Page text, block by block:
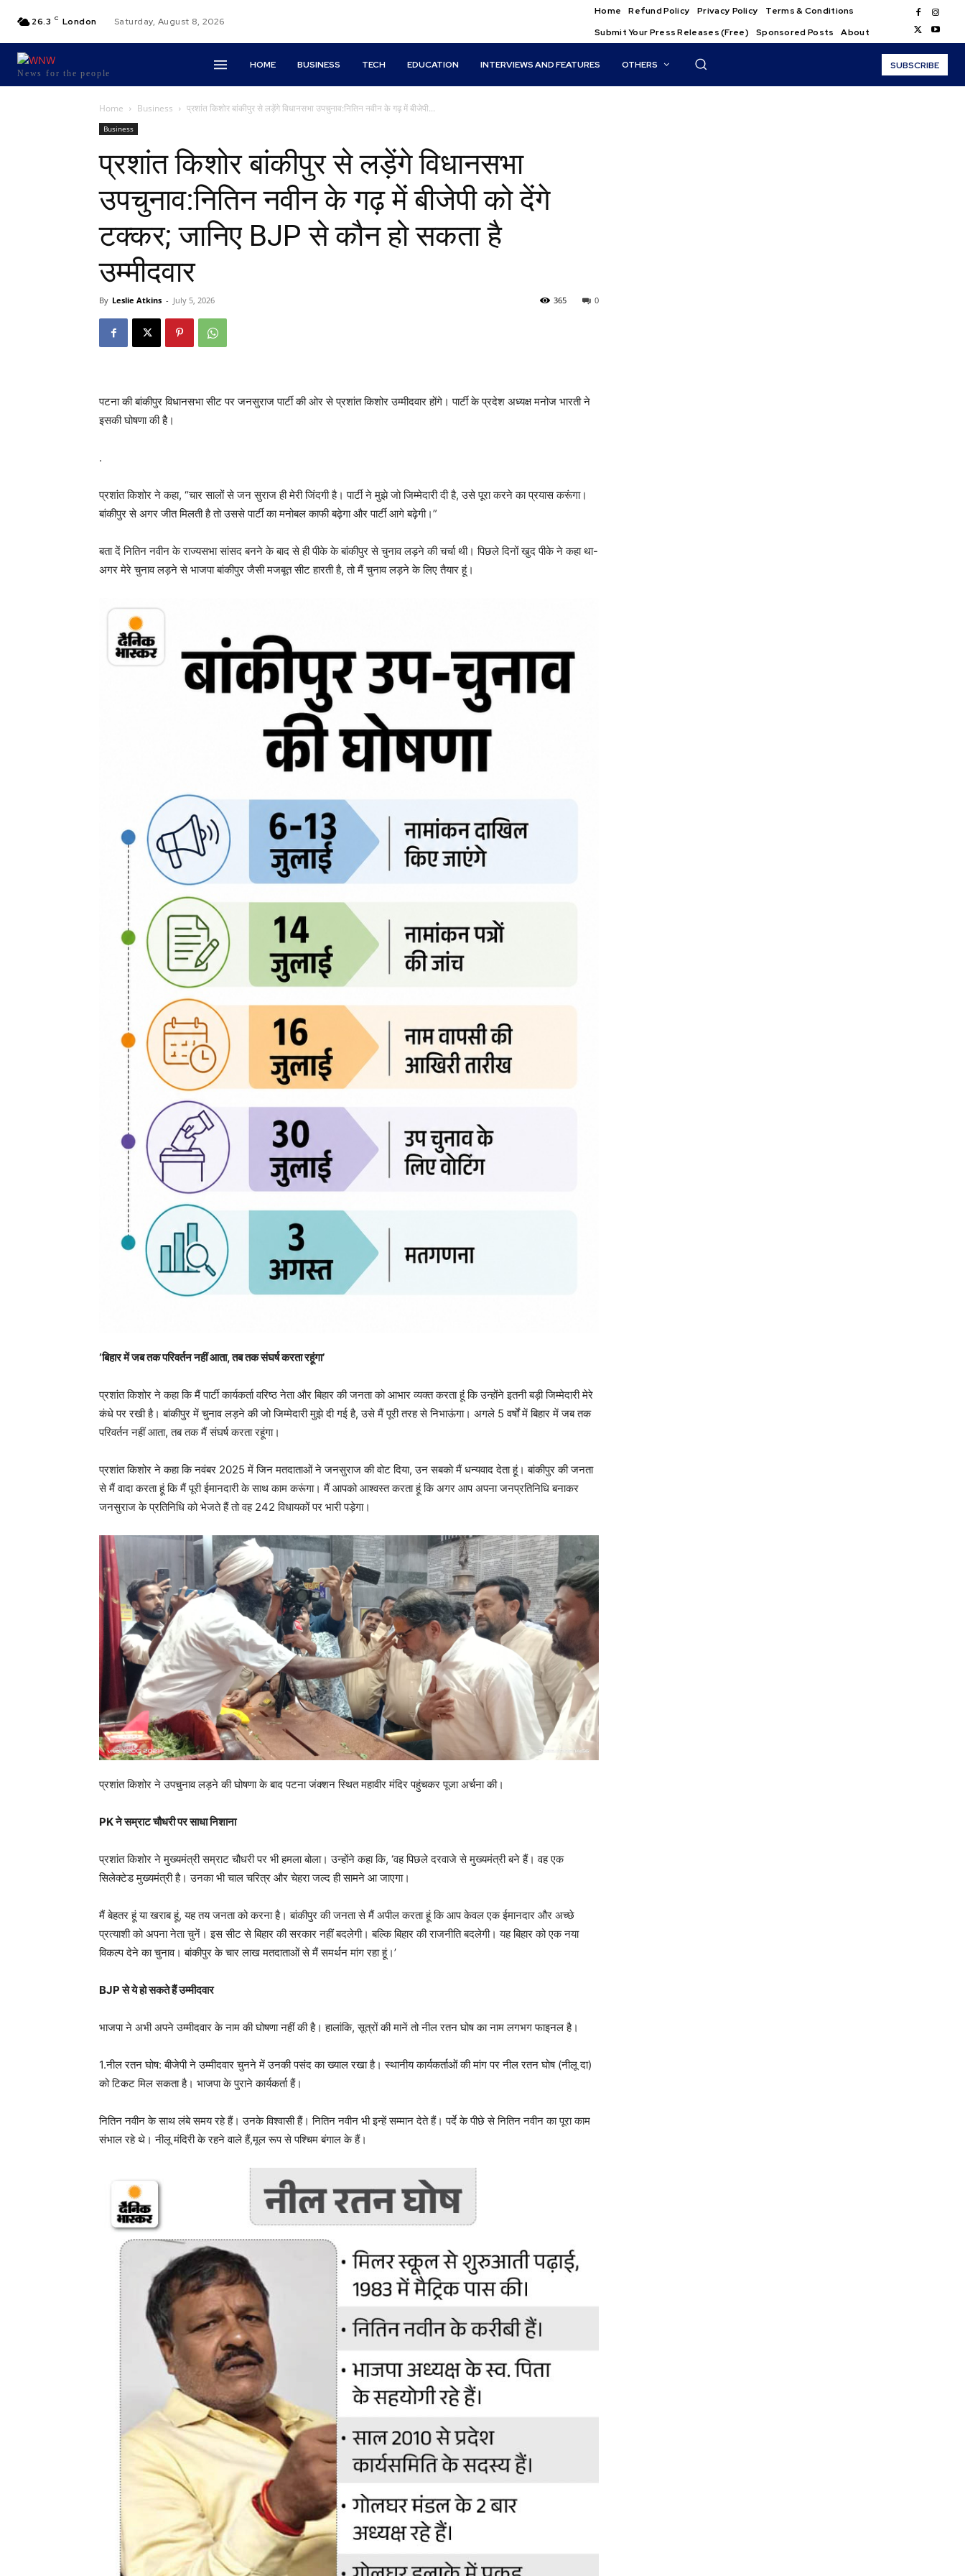
26.3 C London Saturday, August 8, 2026
Home Refund Policy Privacy Policy
Terms & Conditions
Submit Your Press Releases (Free)
Sponsored Posts About
News for the people
HOME BUSINESS TECH EDUCATION INTERVIEWS AND FEATURES OTHERS SUBSCRIBE
Home Business प्रशांत किशोर बांकीपुर से लड़ेंगे विधानसभा उपचुनाव:नितिन नवीन के गढ़ में बीजेपी...
Business
प्रशांत किशोर बांकीपुर से लड़ेंगे विधानसभा
उपचुनाव:नितिन नवीन के गढ़ में बीजेपी को देंगे
टक्कर; जानिए BJP से कौन हो सकता है
उम्मीदवार
By Leslie Atkins - July 5, 2026 0
365
पटना की बांकीपुर विधानसभा सीट पर जनसुराज पार्टी की ओर से प्रशांत किशोर उम्मीदवार होंगे। पार्टी के प्रदेश अध्यक्ष मनोज भारती ने
इसकी घोषणा की है।
.
प्रशांत किशोर ने कहा, “चार सालों से जन सुराज ही मेरी जिंदगी है। पार्टी ने मुझे जो जिम्मेदारी दी है, उसे पूरा करने का प्रयास करूंगा।
बांकीपुर से अगर जीत मिलती है तो उससे पार्टी का मनोबल काफी बढ़ेगा और पार्टी आगे बढ़ेगी।”
बता दें नितिन नवीन के राज्यसभा सांसद बनने के बाद से ही पीके के बांकीपुर से चुनाव लड़ने की चर्चा थी। पिछले दिनों खुद पीके ने कहा था-
अगर मेरे चुनाव लड़ने से भाजपा बांकीपुर जैसी मजबूत सीट हारती है, तो मैं चुनाव लड़ने के लिए तैयार हूं।
‘बिहार में जब तक परिवर्तन नहीं आता, तब तक संघर्ष करता रहूंगा’
प्रशांत किशोर ने कहा कि मैं पार्टी कार्यकर्ता वरिष्ठ नेता और बिहार की जनता को आभार व्यक्त करता हूं कि उन्होंने इतनी बड़ी जिम्मेदारी मेरे
कंधे पर रखी है। बांकीपुर में चुनाव लड़ने की जो जिम्मेदारी मुझे दी गई है, उसे मैं पूरी तरह से निभाऊंगा। अगले 5 वर्षों में बिहार में जब तक
परिवर्तन नहीं आता, तब तक मैं संघर्ष करता रहूंगा।
प्रशांत किशोर ने कहा कि नवंबर 2025 में जिन मतदाताओं ने जनसुराज की वोट दिया, उन सबको मैं धन्यवाद देता हूं। बांकीपुर की जनता
से मैं वादा करता हूं कि मैं पूरी ईमानदारी के साथ काम करूंगा। मैं आपको आश्वस्त करता हूं कि अगर आप अपना जनप्रतिनिधि बनाकर
जनसुराज के प्रतिनिधि को भेजते हैं तो वह 242 विधायकों पर भारी पड़ेगा।
प्रशांत किशोर ने उपचुनाव लड़ने की घोषणा के बाद पटना जंक्शन स्थित महावीर मंदिर पहुंचकर पूजा अर्चना की।
PK ने सम्राट चौधरी पर साधा निशाना
प्रशांत किशोर ने मुख्यमंत्री सम्राट चौधरी पर भी हमला बोला। उन्होंने कहा कि, ‘वह पिछले दरवाजे से मुख्यमंत्री बने हैं। वह एक
सिलेक्टेड मुख्यमंत्री है। उनका भी चाल चरित्र और चेहरा जल्द ही सामने आ जाएगा।
मैं बेहतर हूं या खराब हूं, यह तय जनता को करना है। बांकीपुर की जनता से मैं अपील करता हूं कि आप केवल एक ईमानदार और अच्छे
प्रत्याशी को अपना नेता चुनें। इस सीट से बिहार की सरकार नहीं बदलेगी। बल्कि बिहार की राजनीति बदलेगी। यह बिहार को एक नया
विकल्प देने का चुनाव। बांकीपुर के चार लाख मतदाताओं से मैं समर्थन मांग रहा हूं।’
BJP से ये हो सकते हैं उम्मीदवार
भाजपा ने अभी अपने उम्मीदवार के नाम की घोषणा नहीं की है। हालांकि, सूत्रों की मानें तो नील रतन घोष का नाम लगभग फाइनल है।
1.नील रतन घोष: बीजेपी ने उम्मीदवार चुनने में उनकी पसंद का ख्याल रखा है। स्थानीय कार्यकर्ताओं की मांग पर नील रतन घोष (नीलू दा)
को टिकट मिल सकता है। भाजपा के पुराने कार्यकर्ता हैं।
नितिन नवीन के साथ लंबे समय रहे हैं। उनके विश्वासी हैं। नितिन नवीन भी इन्हें सम्मान देते हैं। पर्दे के पीछे से नितिन नवीन का पूरा काम
संभाल रहे थे। नीलू मंदिरी के रहने वाले हैं,मूल रूप से पश्चिम बंगाल के हैं।